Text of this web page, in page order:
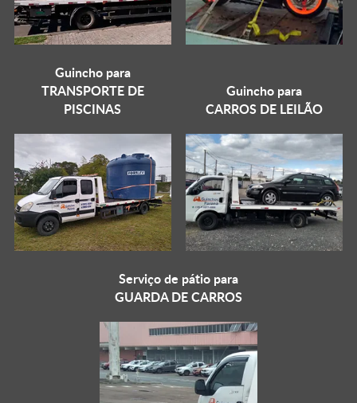
Guincho para
TRANSPORTE DE
PISCINAS
Guincho para
CARROS DE LEILÃO
Serviço de pátio para
GUARDA DE CARROS